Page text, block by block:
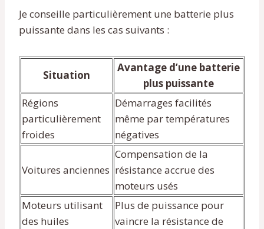
Je conseille particulièrement une batterie plus
puissante dans les cas suivants :
Situation
Avantage d’une batterie
plus puissante
Régions
particulièrement
froides
Démarrages facilités
même par températures
négatives
Voitures anciennes
Compensation de la
résistance accrue des
moteurs usés
Moteurs utilisant
des huiles
Plus de puissance pour
vaincre la résistance de